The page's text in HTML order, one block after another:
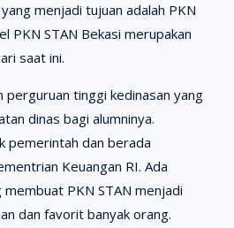
menjadi tujuan adalah PKN
PKN STAN Bekasi merupakan
saat ini.
perguruan tinggi kedinasan yang
dinas bagi alumninya.
pemerintah dan berada
Keuangan RI. Ada
PKN STAN menjadi
dan favorit banyak orang.